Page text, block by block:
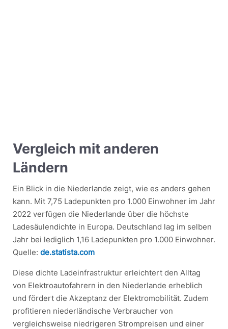
Vergleich mit anderen
Ländern
Ein Blick in die Niederlande zeigt, wie es anders gehen
kann. Mit 7,75 Ladepunkten pro 1.000 Einwohner im Jahr
2022 verfügen die Niederlande über die höchste
Ladesäulendichte in Europa. Deutschland lag im selben
Jahr bei lediglich 1,16 Ladepunkten pro 1.000 Einwohner.
Quelle: de.statista.com
Diese dichte Ladeinfrastruktur erleichtert den Alltag
von Elektroautofahrern in den Niederlande erheblich
und fördert die Akzeptanz der Elektromobilität. Zudem
profitieren niederländische Verbraucher von
vergleichsweise niedrigeren Strompreisen und einer